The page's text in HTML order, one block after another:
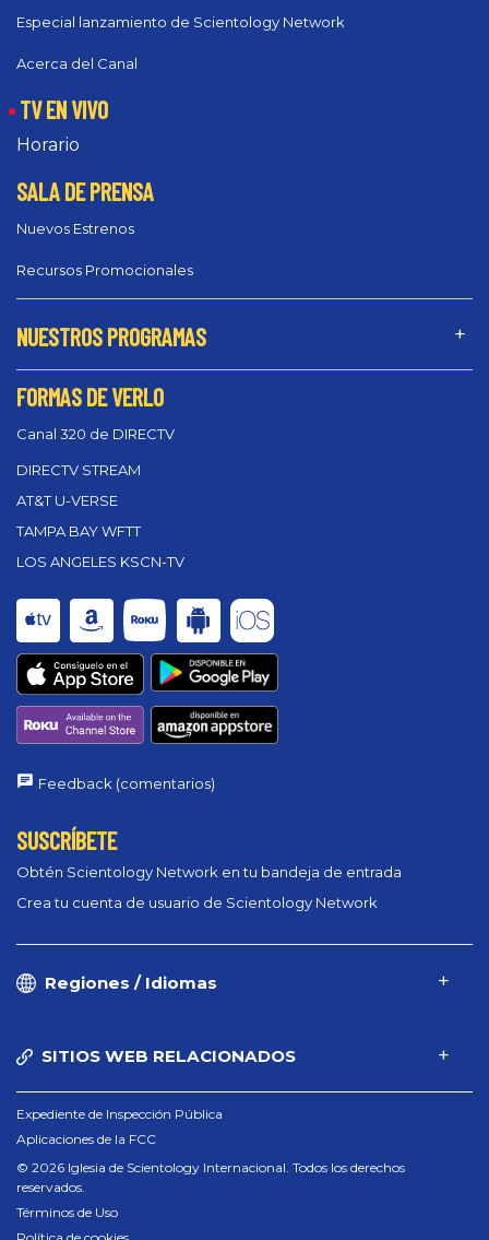
Especial lanzamiento de Scientology Network
Acerca del Canal
TV EN VIVO
Horario
SALA DE PRENSA
Nuevos Estrenos
Recursos Promocionales
NUESTROS PROGRAMAS
FORMAS DE VERLO
Canal 320 de DIRECTV
DIRECTV STREAM
AT&T U-VERSE
TAMPA BAY WFTT
LOS ANGELES KSCN-TV
Feedback (comentarios)
SUSCRÍBETE
Obtén Scientology Network en tu bandeja de entrada
Crea tu cuenta de usuario de Scientology Network
Regiones / Idiomas
SITIOS WEB RELACIONADOS
Expediente de Inspección Pública
Aplicaciones de la FCC
© 2026 Iglesia de Scientology Internacional. Todos los derechos
reservados.
Términos de Uso